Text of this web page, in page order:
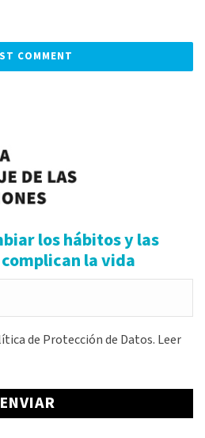
los hábitos y las
la vida
de Protección de Datos. Leer